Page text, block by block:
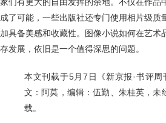
成了可能，一些出版社还专门使用相片级质
加具备美感和收藏性。图像小说如何在艺术
存发展，依旧是一个值得深思的问题。
本文刊载于5月7日《新京报·书评
文：阿莫，编辑：伍勤、朱桂英，未
载。